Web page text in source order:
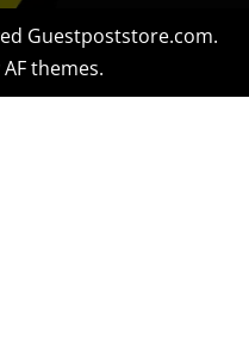
Guestpoststore.com.
AF themes.